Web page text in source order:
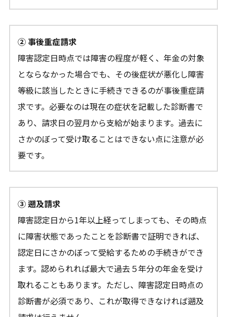
② 事後重症請求
障害認定日時点では障害の程度が軽く、年金の対象
とならなかった場合でも、その後症状が悪化し障害
等級に該当したときに手続きできるのが事後重症請
求です。必要なのは現在の症状を記載した診断書で
あり、請求日の翌月から支給が始まります。過去に
さかのぼって受け取ることはできない点に注意が必
要です。
③ 遡及請求
障害認定日から1年以上経ってしまっても、その時点
に障害状態であったことを診断書で証明できれば、
認定日にさかのぼって受給するための手続きができ
ます。認められれば最大で過去５年分の年金を受け
取れることもあります。ただし、障害認定日時点の
診断書が必須であり、これが取得できなければ遡及